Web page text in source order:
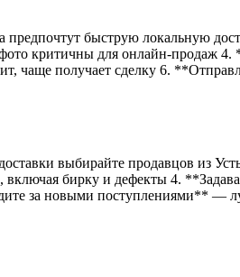
предпочтут быструю локальную
критичны для онлайн-продаж
чаще получает сделку 6.
выбирайте продавцов из
бирку и дефекты 4.
за новыми поступлениями** —